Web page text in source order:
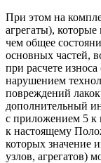
При этом на
агрегаты), которые
чем общее
основных частей,
при расчете
нарушением
повреждений
дополнительный
с приложением 5
к настоящему
которых значение
узлов, агрегатов)